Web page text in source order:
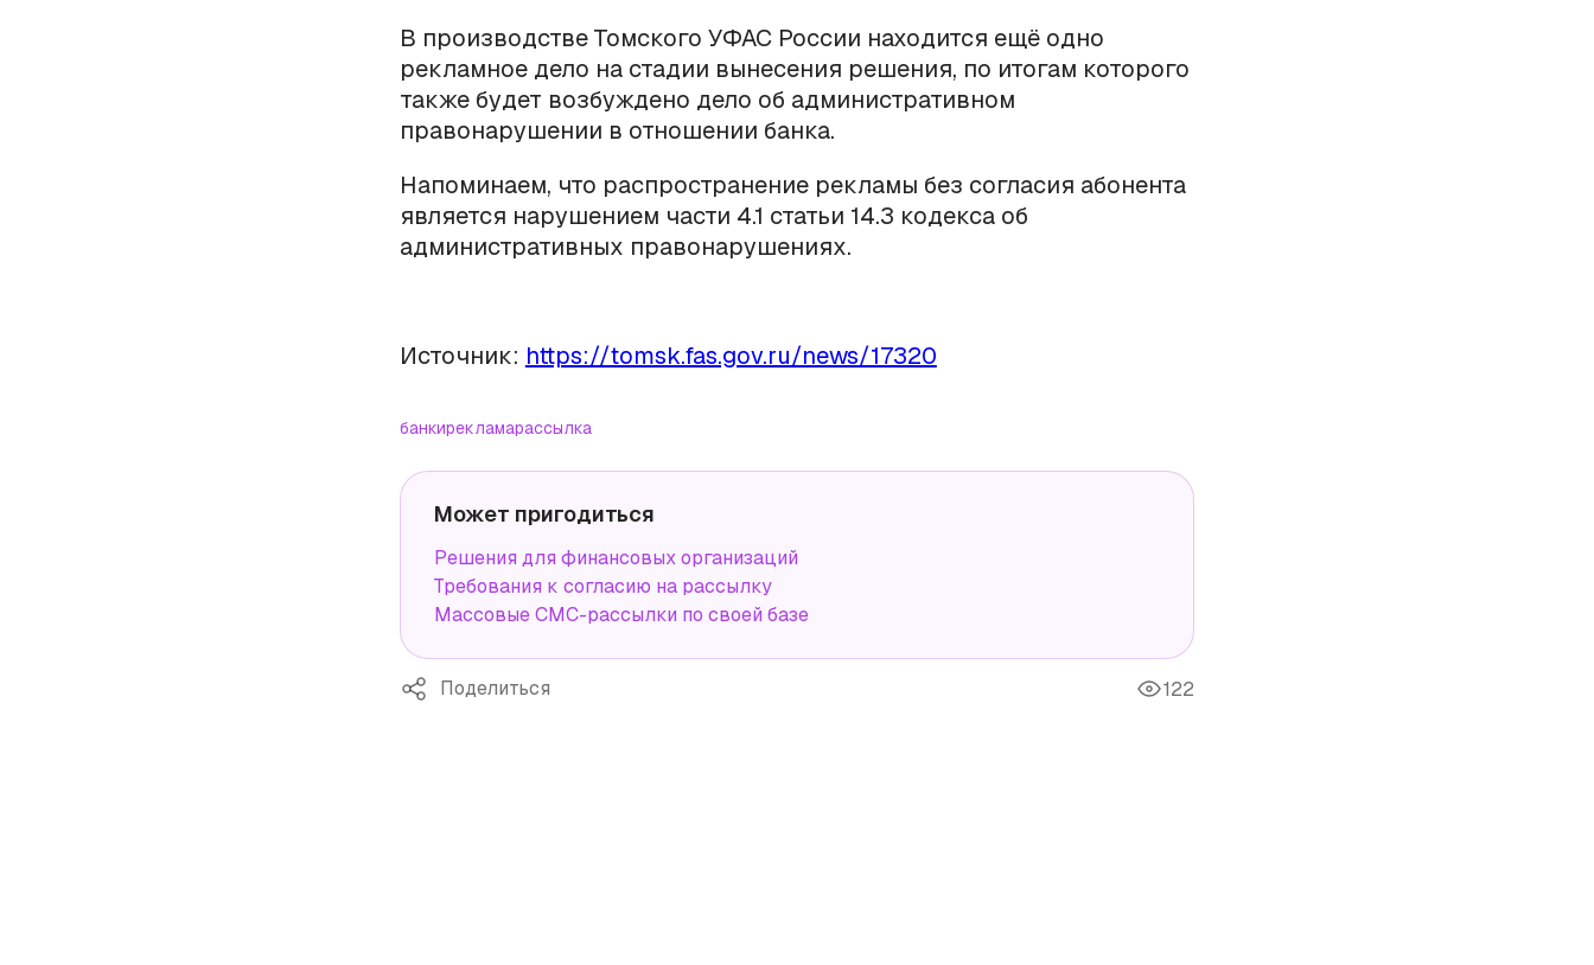
В производстве Томского УФАС России находится ещё одно
рекламное дело на стадии вынесения решения, по итогам которого
также будет возбуждено дело об административном
правонарушении в отношении банка.
Напоминаем, что распространение рекламы без согласия абонента
является нарушением части 4.1 статьи 14.3 кодекса об
административных правонарушениях.
Источник: https://tomsk.fas.gov.ru/news/17320
банкирекламарассылка
Может пригодиться
Решения для финансовых организаций
Требования к согласию на рассылку
Массовые СМС-рассылки по своей базе
Поделиться 122